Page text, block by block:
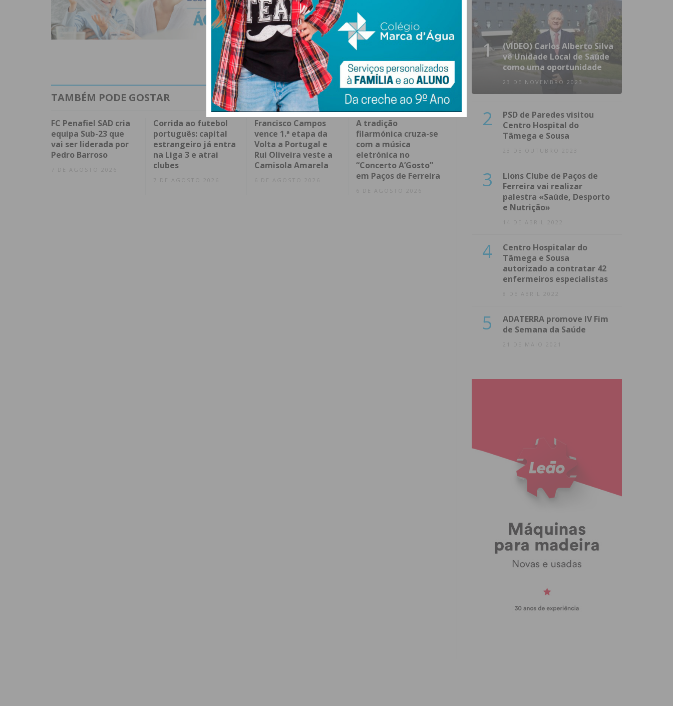
TAMBÉM PODE GOSTAR
FC Penafiel SAD cria
equipa Sub-23 que
vai ser liderada por
Pedro Barroso
7 DE AGOSTO 2026
Corrida ao futebol
português: capital
estrangeiro já entra
na Liga 3 e atrai
clubes
7 DE AGOSTO 2026
Francisco Campos
vence 1.ª etapa da
Volta a Portugal e
Rui Oliveira veste a
Camisola Amarela
6 DE AGOSTO 2026
A tradição
filarmónica cruza-se
com a música
eletrónica no
“Concerto A’Gosto”
em Paços de Ferreira
6 DE AGOSTO 2026
1
(VÍDEO) Carlos Alberto Silva
vê Unidade Local de Saúde
como uma oportunidade
23 DE NOVEMBRO 2023
2
PSD de Paredes visitou
Centro Hospital do
Tâmega e Sousa
23 DE OUTUBRO 2023
3
Lions Clube de Paços de
Ferreira vai realizar
palestra «Saúde, Desporto
e Nutrição»
14 DE ABRIL 2022
4
Centro Hospitalar do
Tâmega e Sousa
autorizado a contratar 42
enfermeiros especialistas
8 DE ABRIL 2022
5
ADATERRA promove IV Fim
de Semana da Saúde
21 DE MAIO 2021